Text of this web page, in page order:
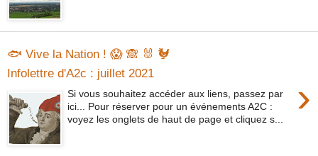
🐟 Vive la Nation ! 😱 🙈 🐰 🐓
Infolettre d'A2c : juillet 2021
›
Si vous souhaitez accéder aux liens, passez par
ici... Pour réserver pour un événements A2C :
voyez les onglets de haut de page et cliquez s...